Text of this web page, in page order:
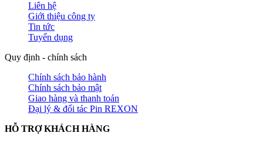
Liên hệ
Giới thiệu công ty
Tin tức
Tuyển dụng
Quy định - chính sách
Chính sách bảo hành
Chính sách bảo mật
Giao hàng và thanh toán
Đại lý & đối tác Pin REXON
HỖ TRỢ KHÁCH HÀNG